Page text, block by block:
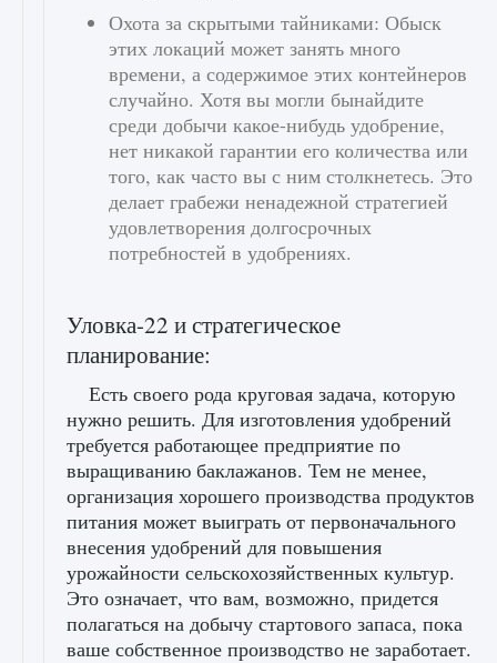
Охота за скрытыми тайниками: Обыск
этих локаций может занять много
времени, а содержимое этих контейнеров
случайно. Хотя вы могли бынайдите
среди добычи какое-нибудь удобрение,
нет никакой гарантии его количества или
того, как часто вы с ним столкнетесь. Это
делает грабежи ненадежной стратегией
удовлетворения долгосрочных
потребностей в удобрениях.
Уловка-22 и стратегическое
планирование:
Есть своего рода круговая задача, которую
нужно решить. Для изготовления удобрений
требуется работающее предприятие по
выращиванию баклажанов. Тем не менее,
организация хорошего производства продуктов
питания может выиграть от первоначального
внесения удобрений для повышения
урожайности сельскохозяйственных культур.
Это означает, что вам, возможно, придется
полагаться на добычу стартового запаса, пока
ваше собственное производство не заработает.